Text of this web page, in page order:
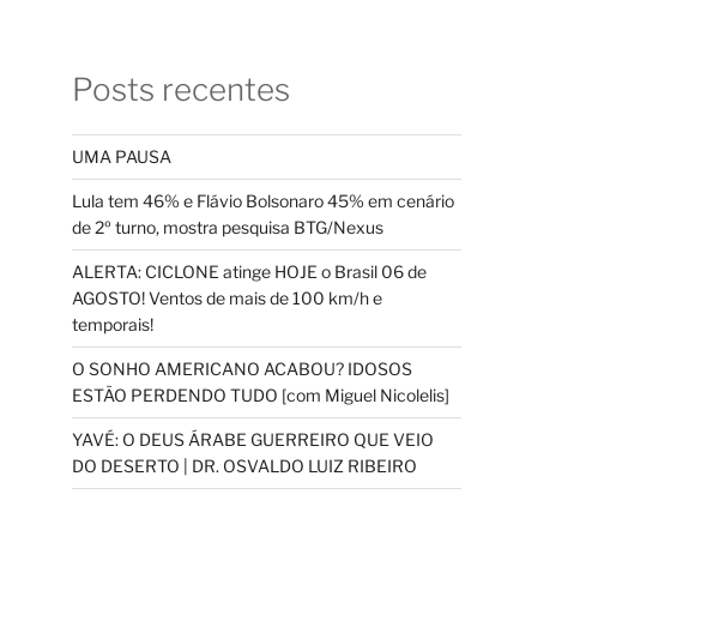
Posts recentes
UMA PAUSA
Lula tem 46% e Flávio Bolsonaro 45% em cenário
de 2º turno, mostra pesquisa BTG/Nexus
ALERTA: CICLONE atinge HOJE o Brasil 06 de
AGOSTO! Ventos de mais de 100 km/h e
temporais!
O SONHO AMERICANO ACABOU? IDOSOS
ESTÃO PERDENDO TUDO [com Miguel Nicolelis]
YAVÉ: O DEUS ÁRABE GUERREIRO QUE VEIO
DO DESERTO | DR. OSVALDO LUIZ RIBEIRO